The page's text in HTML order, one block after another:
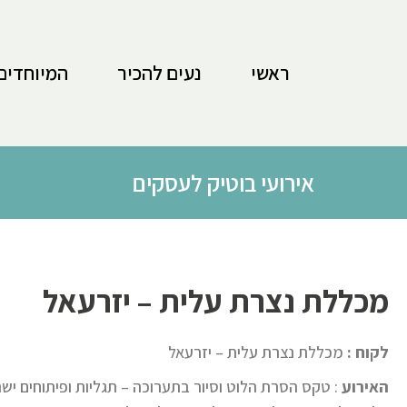
ראשי נעים להכיר
אירועי בוטיק לעסקים
מכללת נצרת עלית – יזרעאל
לקוח : מכללת נצרת עלית – יזרעאל
האירוע : טקס הסרת הלוט וסיור בתערוכה – תגליות ופיתוחים